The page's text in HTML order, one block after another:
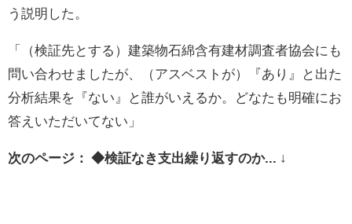
う説明した。
「（検証先とする）建築物石綿含有建材調査者協会にも
問い合わせましたが、（アスベストが）『あり』と出た
分析結果を『ない』と誰がいえるか。どなたも明確にお
答えいただいてない」
次のページ： ◆検証なき支出繰り返すのか... ↓